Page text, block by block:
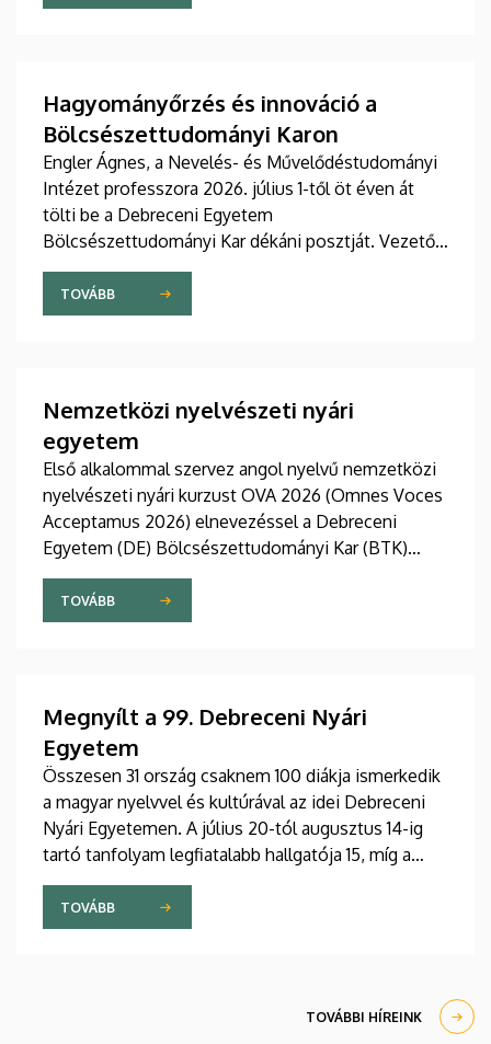
nyelvet.
Hagyományőrzés és innováció a
Bölcsészettudományi Karon
Engler Ágnes, a Nevelés- és Művelődéstudományi
Intézet professzora 2026. július 1-től öt éven át
tölti be a Debreceni Egyetem
Bölcsészettudományi Kar dékáni posztját. Vezetői
stratégiájában fontos szerepet szán a kar
hagyományainak, a bölcsészképzés klasszikus
normáinak megőrzésének, egyben reagálva a
terén.
TOVÁBB
Nemzetközi nyelvészeti nyári
egyetem
Első alkalommal szervez angol nyelvű nemzetközi
nyelvészeti nyári kurzust OVA 2026 (Omnes Voces
Acceptamus 2026) elnevezéssel a Debreceni
Egyetem (DE) Bölcsészettudományi Kar (BTK)
Angol-Amerikai Intézet Angol Nyelvészeti
Tanszéke. A 2026. július 27 - augusztus 7. közötti
eseményre csaknem tíz ország mintegy száz
bővítse nyelvészeti ismereteit.
TOVÁBB
Megnyílt a 99. Debreceni Nyári
Egyetem
Összesen 31 ország csaknem 100 diákja ismerkedik
a magyar nyelvvel és kultúrával az idei Debreceni
Nyári Egyetemen. A július 20-tól augusztus 14-ig
tartó tanfolyam legfiatalabb hallgatója 15, míg a
legidősebb 80 éves. Az Egyetemi Templomban
tartott hétfői ünnepélyes megnyitón átadták az
ösztöndíjasok okleveleit.
TOVÁBB
TOVÁBBI HÍREINK